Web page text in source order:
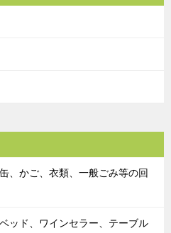
、かご、衣類、一般ごみ等の回
ッド、ワインセラー、テーブル